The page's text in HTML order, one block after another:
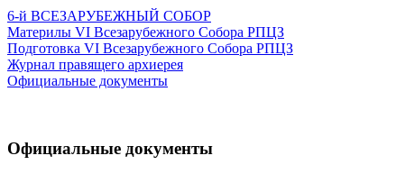
6-й ВСЕЗАРУБЕЖНЫЙ СОБОР
Материлы VI Всезарубежного Собора РПЦЗ
Подготовка VI Всезарубежного Собора РПЦЗ
Журнал правящего архиерея
Официальные документы
Официальные документы